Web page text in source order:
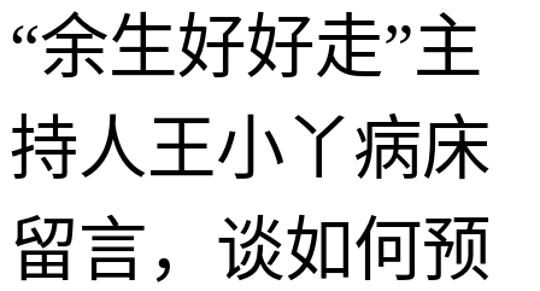
“余生好好走”主
持人王小丫病床
留言，谈如何预